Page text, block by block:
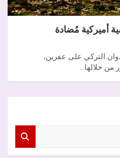
أميركية مُضادة
التركي على عفرين،
من خلالها…